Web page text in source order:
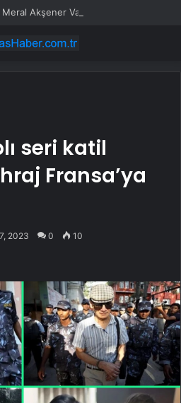
seri katil
Fransa’ya
2023 0 10